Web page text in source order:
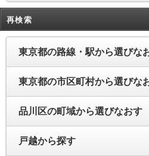
再検索
東京都の路線・駅から選びな
東京都の市区町村から選びな
品川区の町域から選びなおす
戸越から探す